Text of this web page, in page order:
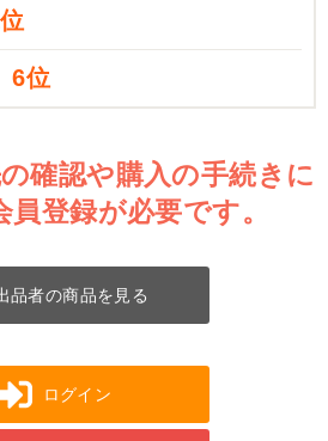
6位
確認や購入の手続きに
登録が必要です。
品者の商品を見る
ログイン